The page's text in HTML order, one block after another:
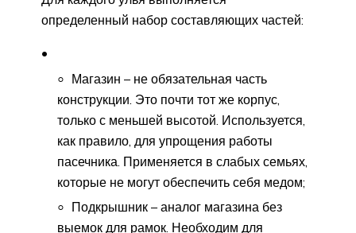
определенный набор составляющих частей:
Магазин – не обязательная часть
конструкции. Это почти тот же корпус,
только с меньшей высотой. Используется,
как правило, для упрощения работы
пасечника. Применяется в слабых семьях,
которые не могут обеспечить себя медом;
Подкрышник – аналог магазина без
выемок для рамок. Необходим для